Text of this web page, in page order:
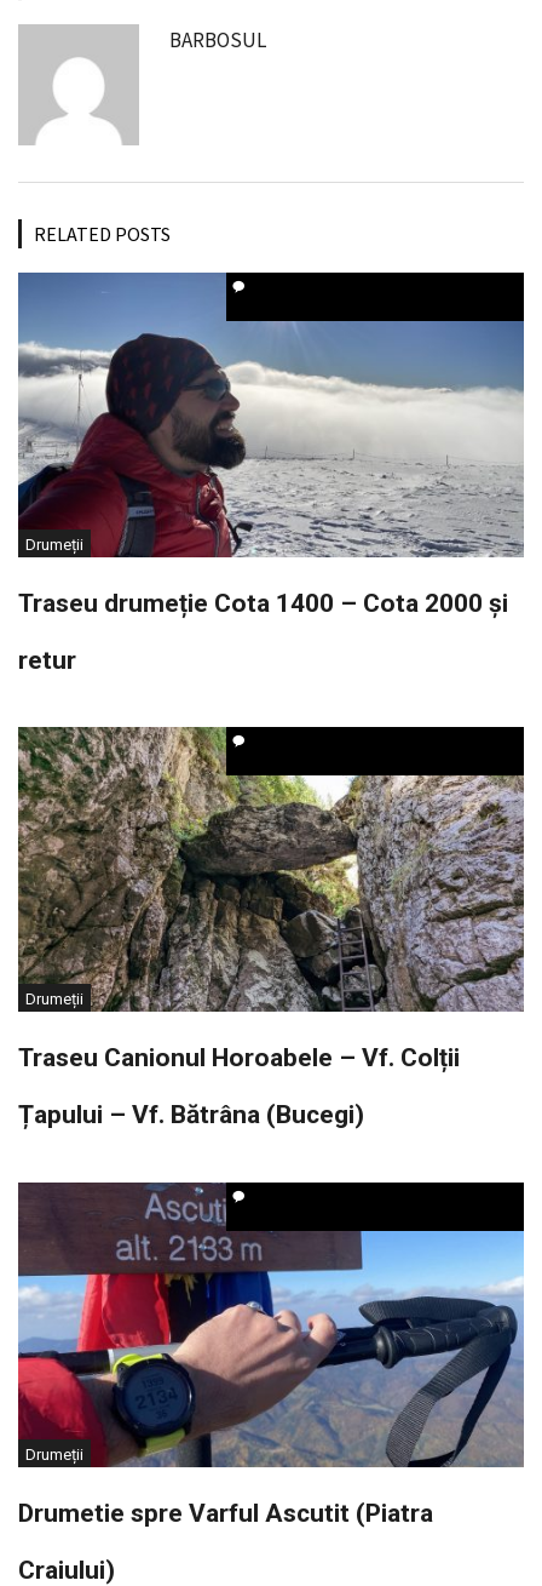
BARBOSUL
RELATED POSTS
Drumeții
Traseu drumeție Cota 1400 – Cota 2000 și
retur
Drumeții
Traseu Canionul Horoabele – Vf. Colții
Țapului – Vf. Bătrâna (Bucegi)
Drumeții
Drumetie spre Varful Ascutit (Piatra
Craiului)